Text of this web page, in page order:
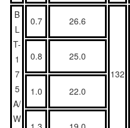
B
L
T-
1
7
5
A/
W
0.7 26.6
132
0.8
25.0
1.0
22.0